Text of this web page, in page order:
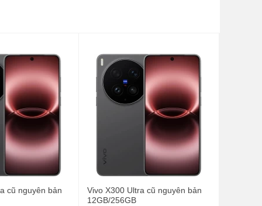
cũ nguyên bản
Vivo X300 Ultra cũ nguyên bản
12GB/256GB